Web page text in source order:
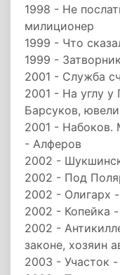
1998 - Не
милиционер
1999 - Что
1999 -
2001 - Служба
2001 - На углу
Барсуков,
2001 - Набоков.
- Алферов
2002 -
2002 - Под
2002 - Олигарх
2002 - Копейка
2002 -
законе, хозяин
2003 - Участок